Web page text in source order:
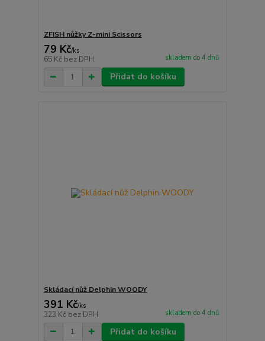
ZFISH nůžky Z-mini Scissors
79 Kč/ks
65 Kč bez DPH skladem do 4 dnů
Přidat do košíku
Skládací nůž Delphin WOODY
391 Kč/ks
323 Kč bez DPH skladem do 4 dnů
Přidat do košíku